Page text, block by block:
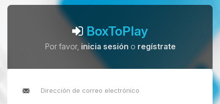
BoxToPlay
Por favor, inicia sesión o regístrate